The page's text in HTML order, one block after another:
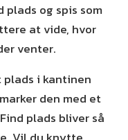
plads og spis som
at vide, hvor
venter.
i kantinen
den med et
plads bliver så